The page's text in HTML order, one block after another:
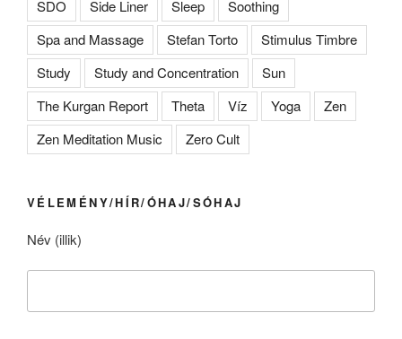
SDO Side Liner Sleep
Soothing
Spa and Massage
Stefan Torto
Stimulus Timbre
Study
Study and Concentration
Sun
The Kurgan Report
Theta Víz Yoga
Zen
Zen Meditation Music
Zero Cult
VÉLEMÉNY/HÍR/ÓHAJ/SÓHAJ
Név (illik)